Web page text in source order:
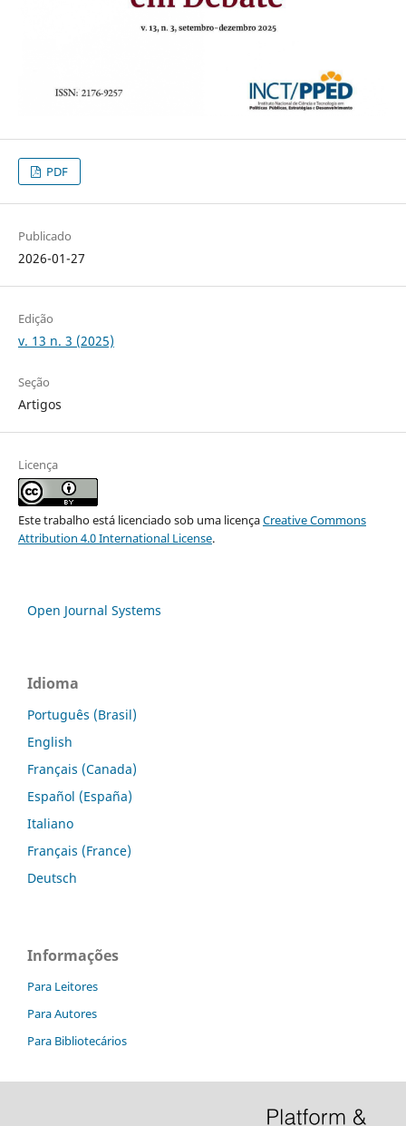
PDF
Publicado
2026-01-27
Edição
v. 13 n. 3 (2025)
Seção
Artigos
Licença
Este trabalho está licenciado sob uma licençaCreative Commons
Attribution 4.0 International License.
Open Journal Systems
Idioma
Português (Brasil)
English
Français (Canada)
Español (España)
Italiano
Français (France)
Deutsch
Informações
Para Leitores
Para Autores
Para Bibliotecários